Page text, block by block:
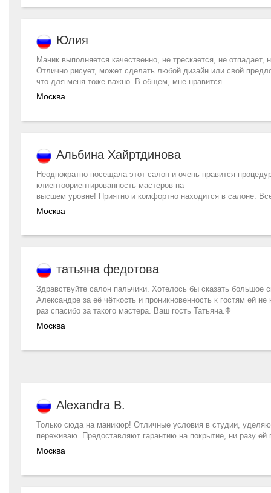
Юлия
Маник выполняется качественно, не трескается, не
Отлично рисует, может сделать любой дизайн или свой
что для меня тоже важно. В общем, мне нравится.
Москва
Альбина Хайртдинова
Неоднократно посещала этот салон и очень нравится
клиентоориентированность мастеров на
высшем уровне! Приятно и комфортно находится в салоне.
Москва
татьяна федотова
Здравствуйте салон пальчики. Хотелось бы сказать
Александре за её чёткость и проникновенность к гостям ей
раз спасибо за такого мастера. Ваш гость Татьяна.Ф
Москва
Alexandra B.
Только сюда на маникюр! Отличные услoвия в студии,
переживаю. Предоставляют гарантию на покрытие, ни разу
Москва